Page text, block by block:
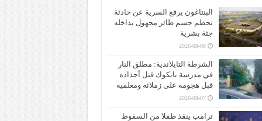
البنتاغون يرفع السرية عن حادثة
تحطم جسم طائر مجهول بداخله
جثة بشرية
2026-08-08
الشرطة التايلاندية: مطلق النار
في مدرسة بانكوك قتل أجداده
قبل هجومه على زملائه ومعلميه
2026-08-07
ترامب ينقذ طفلا من السقوط